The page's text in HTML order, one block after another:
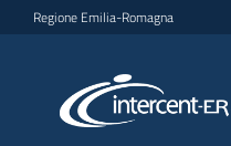
Vai al contenuto
Vai alla navigazione
Vai al footer
Regione Emilia-Romagna
per lo